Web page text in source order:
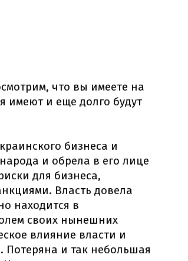
что вы имеете на
имеют и еще долго будут
бизнеса и
и обрела в его лице
для бизнеса,
Власть довела
находится в
своих нынешних
влияние власти и
Потеряна и так небольшая